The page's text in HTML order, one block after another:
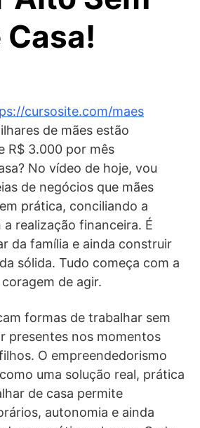
cursosite.com/maes
de mães estão
R$ 3.000 por mês
No vídeo de hoje, vou
de negócios que mães
prática, conciliando a
realização financeira. É
da família e ainda construir
sólida. Tudo começa com a
de agir.
formas de trabalhar sem
presentes nos momentos
O empreendedorismo
uma solução real, prática
de casa permite
autonomia e ainda